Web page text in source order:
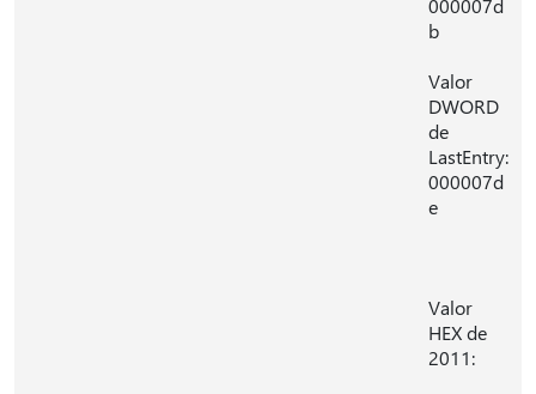
000007d
b
Valor
DWORD
de
LastEntry:
000007d
e
Valor
HEX de
2011: